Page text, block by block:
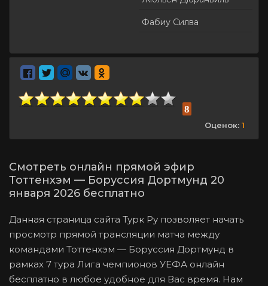
Данная страница сайта Турк Ру позволяет начать
просмотр прямой трансляции матча между
командами Тоттенхэм — Боруссия Дортмунд в
рамках 7 тура Лига чемпионов УЕФА онлайн
бесплатно в любое удобное для Вас время. Нам
Смотреть онлайн прямой эфир
Тоттенхэм — Боруссия Дортмунд 20
января 2026 бесплатно
Фабиу Силва
8
Оценок: 1